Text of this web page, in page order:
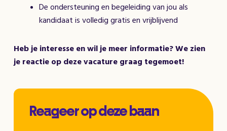
De ondersteuning en begeleiding van jou als
kandidaat is volledig gratis en vrijblijvend
Heb je interesse en wil je meer informatie? We zien
je reactie op deze vacature graag tegemoet!
Reageer op deze baan